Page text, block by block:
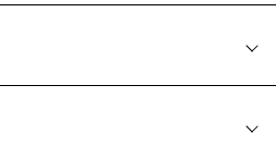
リサイクル素材を使用した
20mm